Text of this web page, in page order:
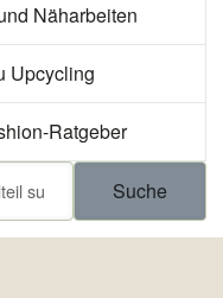
Näharbeiten
Upcycling
Ratgeber